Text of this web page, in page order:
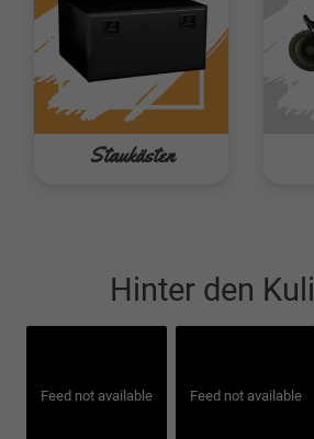
Staukästen
Hinter den
Feed not available Feed not available